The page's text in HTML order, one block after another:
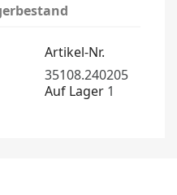
Artikel-Nr.
35108.240205
Auf Lager 1